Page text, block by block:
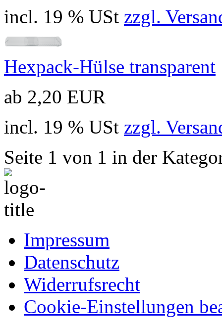
incl. 19 % USt zzgl.
Hexpack-Hülse transparent
ab 2,20 EUR
incl. 19 % USt zzgl.
Seite 1 von 1 in der
Impressum
Datenschutz
Widerrufsrecht
Cookie-Einstellungen